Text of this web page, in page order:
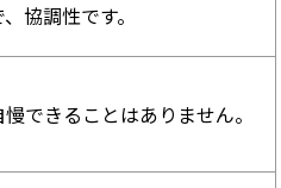
協調性です。
できることはありません。